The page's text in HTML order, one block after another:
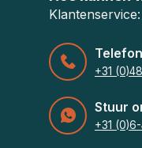
Klantenservice:
+31
Stuur
+31 (0)6-